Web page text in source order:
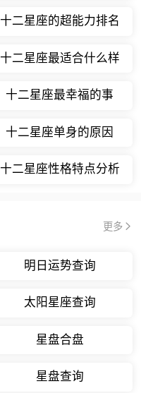
十二星座的超能力排名
十二星座最适合什么样
的职业
十二星座最幸福的事
十二星座单身的原因
十二星座性格特点分析
更多
明日运势查询
太阳星座查询
星盘合盘
星盘查询